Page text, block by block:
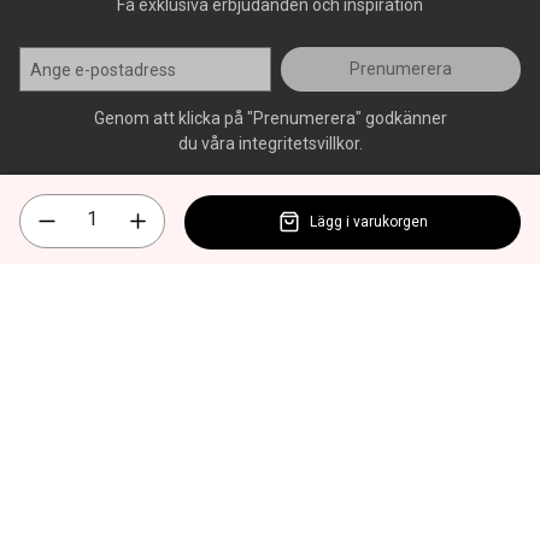
Få exklusiva erbjudanden och inspiration
Prenumerera
Genom att klicka på "Prenumerera" godkänner
du våra integritetsvillkor.
Lägg i varukorgen